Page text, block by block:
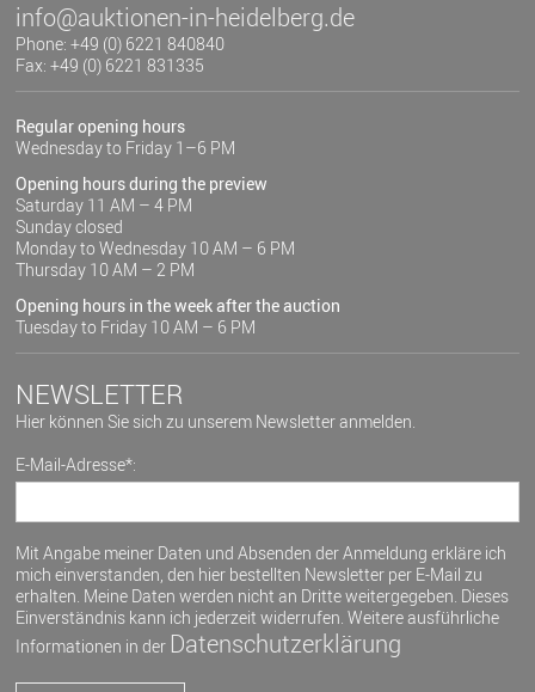
info@auktionen-in-heidelberg.de
Phone: +49 (0) 6221 840840
Fax: +49 (0) 6221 831335
Regular opening hours
Wednesday to Friday 1–6 PM
Opening hours during the preview
Saturday 11 AM – 4 PM
Sunday closed
Monday to Wednesday 10 AM – 6 PM
Thursday 10 AM – 2 PM
Opening hours in the week after the auction
Tuesday to Friday 10 AM – 6 PM
NEWSLETTER
Hier können Sie sich zu unserem Newsletter anmelden.
E-Mail-Adresse*:
Mit Angabe meiner Daten und Absenden der Anmeldung erkläre ich
mich einverstanden, den hier bestellten Newsletter per E-Mail zu
erhalten. Meine Daten werden nicht an Dritte weitergegeben. Dieses
Einverständnis kann ich jederzeit widerrufen. Weitere ausführliche
Informationen in der Datenschutzerklärung